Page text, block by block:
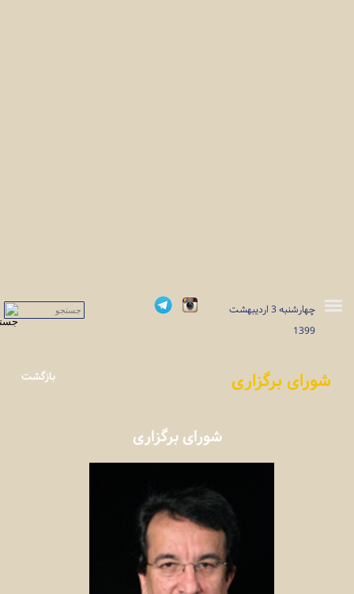
صفحه اصلی
هیأت داوران
پیگیری / ورود
چهارشنبه 3 ارديبهشت
1399
شورای برگزاری بازگشت
شورای برگزاری